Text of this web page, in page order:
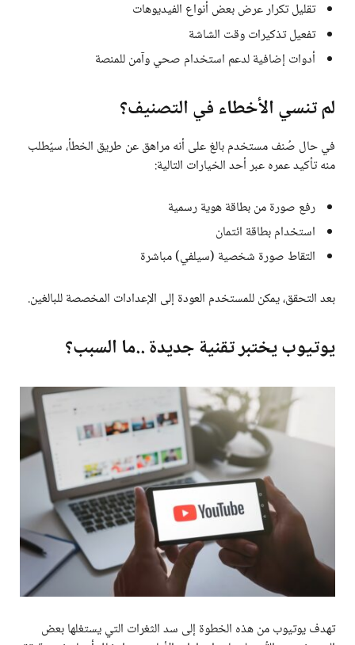
تقليل تكرار عرض بعض أنواع الفيديوهات
تفعيل تذكيرات وقت الشاشة
أدوات إضافية لدعم استخدام صحي وآمن للمنصة
لم تنسي الأخطاء في التصنيف؟
في حال صُنف مستخدم بالغ على أنه مراهق عن طريق الخطأ، سيُطلب
منه تأكيد عمره عبر أحد الخيارات التالية:
رفع صورة من بطاقة هوية رسمية
استخدام بطاقة ائتمان
التقاط صورة شخصية (سيلفي) مباشرة
بعد التحقق، يمكن للمستخدم العودة إلى الإعدادات المخصصة للبالغين.
يوتيوب يختبر تقنية جديدة ..ما السبب؟
تهدف يوتيوب من هذه الخطوة إلى سد الثغرات التي يستغلها بعض